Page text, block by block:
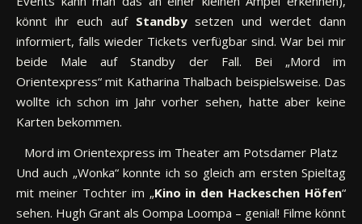
könnt ihr euch auf Standbysetzen und werdet dann
informiert, falls wieder Tickets verfügbar sind. War bei mir
beide Male auf Standby der Fall. Bei „Mord im
Orientexpress“ mit Katharina Thalbach beispielsweise. Das
wollte ich schon im Jahr vorher sehen, hatte aber keine
Karten bekommen.
Mord im Orientexpress im Theater am Potsdamer Platz
Und auch „Wonka“ konnte ich so gleich am ersten Spieltag
mit meiner Tochter im „Kino in den Hackeschen Höfen“
sehen. Hugh Grant als Oompa Loompa – genial! Filme könnt